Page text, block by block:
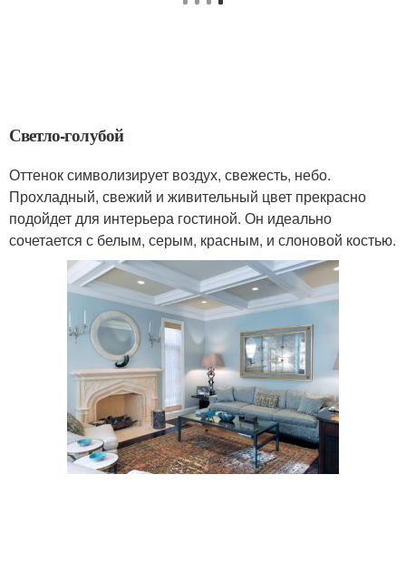
Светло-голубой
Оттенок символизирует воздух, свежесть, небо.
Прохладный, свежий и живительный цвет прекрасно
подойдет для интерьера гостиной. Он идеально
сочетается с белым, серым, красным, и слоновой костью.